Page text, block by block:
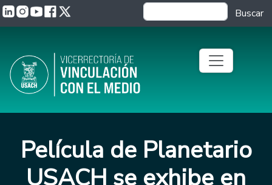
Pasar al contenido principalBuscar
Película de Planetario
USACH se exhibe en